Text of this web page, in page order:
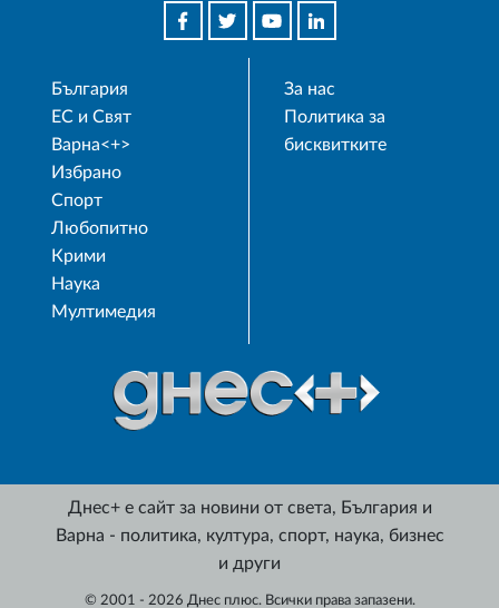
България
ЕС и Свят
Варна<+>
Избрано
Спорт
Любопитно
Крими
Наука
Мултимедия
За нас
Политика за
бисквитките
Днес+ е сайт за новини от света, България и
Варна - политика, култура, спорт, наука, бизнес
и други
© 2001 - 2026 Днес плюс. Всички права запазени.